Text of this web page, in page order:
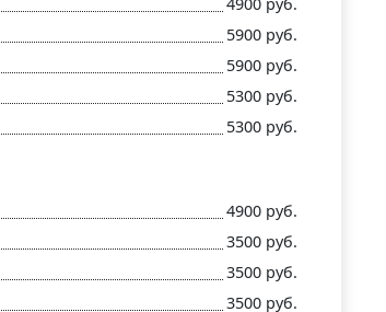
5900 руб.
5900 руб.
5300 руб.
5300 руб.
4900 руб.
3500 руб.
3500 руб.
3500 руб.